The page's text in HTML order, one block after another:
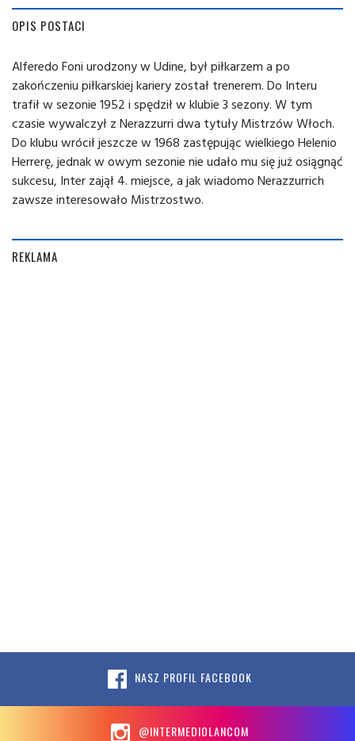
OPIS POSTACI
Alferedo Foni urodzony w Udine, był piłkarzem a po
zakończeniu piłkarskiej kariery został trenerem. Do Interu
trafił w sezonie 1952 i spędził w klubie 3 sezony. W tym
czasie wywalczył z Nerazzurri dwa tytuły Mistrzów Włoch.
Do klubu wrócił jeszcze w 1968 zastępując wielkiego Helenio
Herrerę, jednak w owym sezonie nie udało mu się już osiągnąć
sukcesu, Inter zajął 4. miejsce, a jak wiadomo Nerazzurrich
zawsze interesowało Mistrzostwo.
REKLAMA
NASZ PROFIL FACEBOOK
@INTERMEDIOLANCOM